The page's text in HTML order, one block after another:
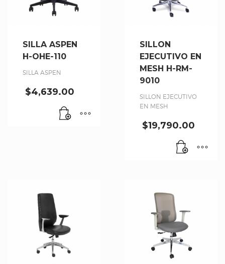
SILLA ASPEN
H-OHE-110
SILLA ASPEN
$4,639.00
SILLON
EJECUTIVO EN
MESH H-RM-
9010
SILLON EJECUTIVO
EN MESH
$19,790.00